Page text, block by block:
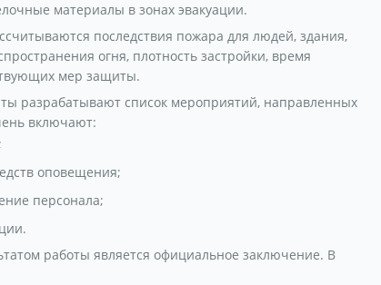
материалы в зонах эвакуации.
последствия пожара для людей, здания,
огня, плотность застройки, время
мер защиты.
разрабатывают список мероприятий, направленных
включают:
оповещения;
персонала;
работы является официальное заключение. В